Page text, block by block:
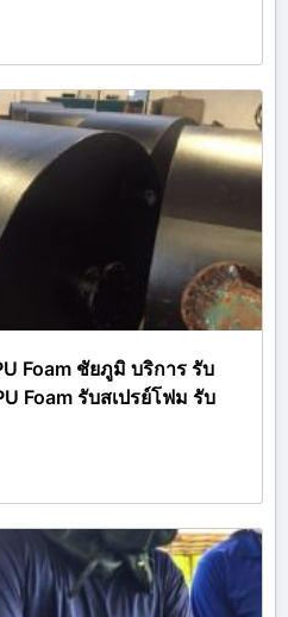
Foam ชัยภูมิ บริการ รับ
Foam รับสเปรย์โฟม รับ